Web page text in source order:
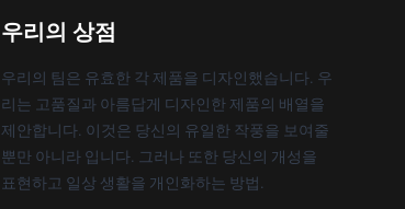
우리의 상점
우리의 팀은 유효한 각 제품을 디자인했습니다. 우
리는 고품질과 아름답게 디자인한 제품의 배열을
제안합니다. 이것은 당신의 유일한 작풍을 보여줄
뿐만 아니라 입니다. 그러나 또한 당신의 개성을
표현하고 일상 생활을 개인화하는 방법.